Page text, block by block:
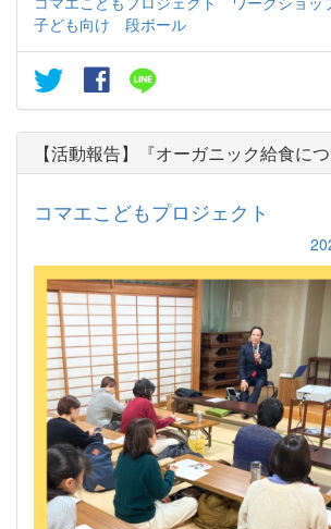
子ども向け
段ボール
【活動報告】『オーガニック給食に
コマエこどもプロジェクト